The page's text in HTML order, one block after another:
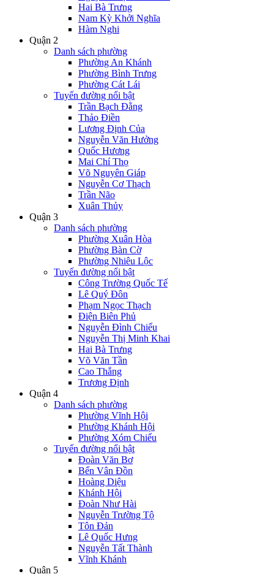
Hai Bà Trưng
Nam Kỳ Khởi Nghĩa
Hàm Nghi
Quận 2
Danh sách phường
Phường An Khánh
Phường Bình Trưng
Phường Cát Lái
Tuyến đường nổi bật
Trần Bạch Đằng
Thảo Điền
Lương Định Của
Nguyễn Văn Hưởng
Quốc Hương
Mai Chí Thọ
Võ Nguyên Giáp
Nguyễn Cơ Thạch
Trần Não
Xuân Thủy
Quận 3
Danh sách phường
Phường Xuân Hòa
Phường Bàn Cờ
Phường Nhiêu Lộc
Tuyến đường nổi bật
Công Trường Quốc Tế
Lê Quý Đôn
Phạm Ngọc Thạch
Điện Biên Phủ
Nguyễn Đình Chiểu
Nguyễn Thị Minh Khai
Hai Bà Trưng
Võ Văn Tần
Cao Thắng
Trương Định
Quận 4
Danh sách phường
Phường Vĩnh Hội
Phường Khánh Hội
Phường Xóm Chiếu
Tuyến đường nổi bật
Đoàn Văn Bơ
Bến Vân Đồn
Hoàng Diệu
Khánh Hội
Đoàn Như Hài
Nguyễn Trường Tộ
Tôn Đản
Lê Quốc Hưng
Nguyễn Tất Thành
Vĩnh Khánh
Quận 5